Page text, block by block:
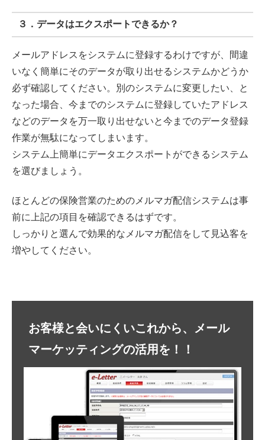
３．データはエクスポートできるか？
メールアドレスをシステムに登録するわけですが、間違
いなく簡単にそのデータが取り出せるシステムかどうか
必ず確認してください。別のシステムに変更したい、と
なった場合、今までのシステムに登録していたアドレス
などのデータを万一取り出せないと今までのデータ登録
作業が無駄になってしまいます。
システム上簡単にデータエクスポートができるシステム
を選びましょう。
ほとんどの保険営業のためのメルマガ配信システムは事
前に上記の項目を確認できるはずです。
しっかりと選んで効果的なメルマガ配信をして見込客を
増やしてください。
お客様と会いにくいこれから、メール
マーケッティングの活用を！！